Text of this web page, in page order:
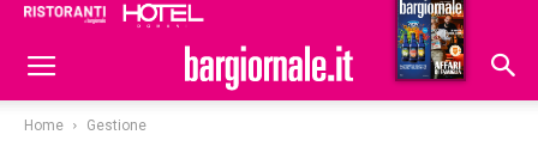
Hoteldomani
Home Gestione